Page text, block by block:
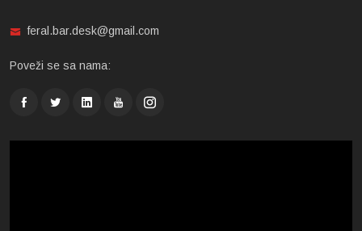
feral.bar.desk@gmail.com
Poveži se sa nama: